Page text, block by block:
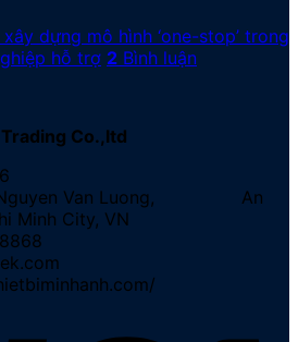
dựng mô hình ‘one-stop’ trong
hỗ trợ 2 Bình luận
Co.,ltd
Nguyen Van Luong, An
Minh City, VN